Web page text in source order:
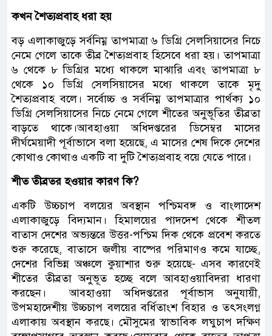
কখন শৈত্যপ্রবাহ ধরা হয়
বড় এলাকাজুড়ে সর্বনিম্ন তাপমাত্রা ৬ ডিগ্রি সেলসিয়াসের নিচে
নেমে গেলে তাকে তীব্র শৈত্যপ্রবাহ হিসেবে ধরা হয়। তাপমাত্রা
৬ থেকে ৮ ডিগ্রির মধ্যে থাকলে মাঝারি এবং তাপমাত্রা ৮
থেকে ১০ ডিগ্রি সেলসিয়াসের মধ্যে থাকলে তাকে মৃদু
শৈত্যপ্রবাহ বলে। সর্বোচ্চ ও সর্বনিম্ন তাপমাত্রার পার্থক্য ১০
ডিগ্রি সেলসিয়াসের নিচে নেমে গেলে শীতের অনুভূতির তীব্রতা
বাড়তে থাকে।আবহাওয়া অধিদপ্তরের ডিসেম্বর মাসের
দীর্ঘমেয়াদী পূর্বাভাসে বলা হয়েছে, এ মাসের শেষ দিকে দেশের
কোথাও কোথাও একটি বা ‍দুটি শৈত্যপ্রবাহ বয়ে যেতে পারে।
শীত তীব্রতর হওয়ার কারণ কি?
একটি উচ্চচাপ বলয়ের অবস্থান পশ্চিমবঙ্গ ও বাংলাদেশ
এলাকাজুড়ে বিদ্যমান। হিমালয়ের পাদদেশ থেকে শীতল
বাতাস দেশের অভ্যন্তরে উত্তর-পশ্চিম দিক থেকে প্রবেশ করতে
শুরু করেছে, বাতাসে জলীয় বাষ্পের পরিমাণও কমে যাচ্ছে,
দেশের বিভিন্ন অঞ্চলে কুয়াশার শুরু হয়েছে- এসব কারণেই
শীতের তীব্রতা অনুভূত হচ্ছে বলে আবহাওয়াবিদরা ধারণা
করছেন। আবহাওয়া অধিদপ্তরের পূর্বাভাস অনুযায়ী,
উপমহাদেশীয় উচ্চচাপ বলয়ের বর্ধিতাংশ বিহার ও তৎসংলগ্ন
এলাকায় অবস্থান করছে। মৌসুমের স্বাভাবিক লঘুচাপ দক্ষিণ